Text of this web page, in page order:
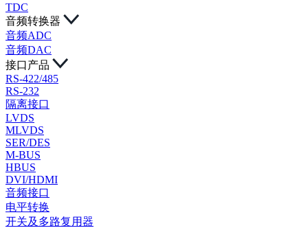
TDC
音频转换器
音频ADC
音频DAC
接口产品
RS-422/485
RS-232
隔离接口
LVDS
MLVDS
SER/DES
M-BUS
HBUS
DVI/HDMI
音频接口
电平转换
开关及多路复用器